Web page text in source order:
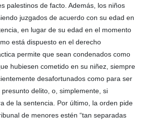
palestinos de facto. Además, los niños
juzgados de acuerdo con su edad en
en lugar de su edad en el momento
está dispuesto en el derecho
permite que sean condenados como
hubiesen cometido en su niñez, siempre
desafortunados como para ser
delito, o, simplemente, si
de la sentencia. Por último, la orden pide
de menores estén “tan separadas